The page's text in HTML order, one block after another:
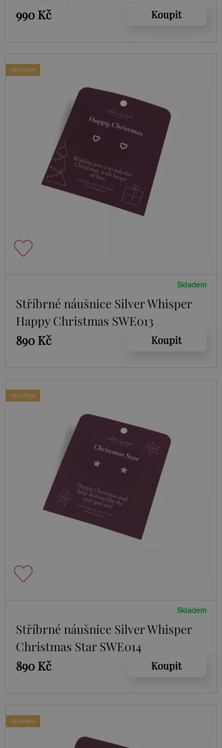
990 Kč
Koupit
NOVINKA
Skladem
Stříbrné náušnice Silver Whisper
Happy Christmas SWE013
890 Kč
Koupit
NOVINKA
Skladem
Stříbrné náušnice Silver Whisper
Christmas Star SWE014
890 Kč
Koupit
NOVINKA